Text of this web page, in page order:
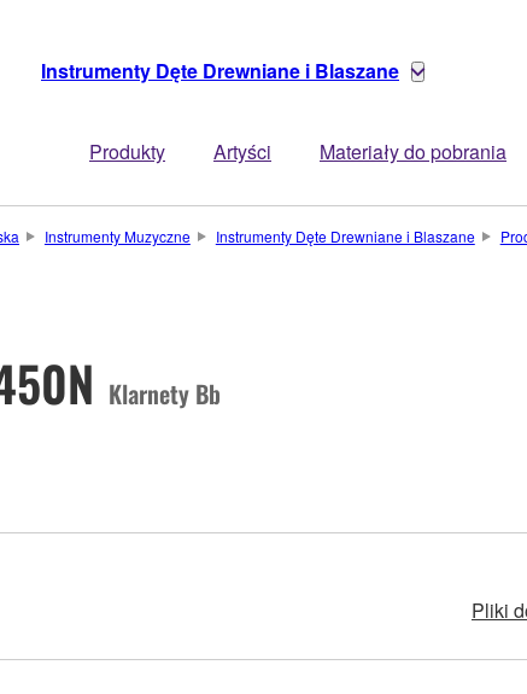
Instrumenty Dęte Drewniane i Blaszane
Produkty Artyści Materiały do pobrania
Instrumenty Muzyczne Instrumenty Dęte Drewniane i Blaszane
Klarnety Bb
Pliki